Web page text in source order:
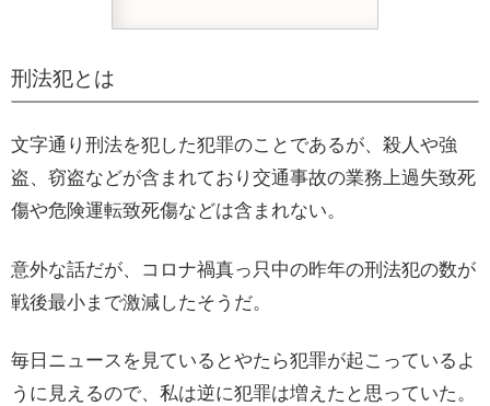
刑法犯とは
文字通り刑法を犯した犯罪のことであるが、殺人や強
盗、窃盗などが含まれており交通事故の業務上過失致死
傷や危険運転致死傷などは含まれない。
意外な話だが、コロナ禍真っ只中の昨年の刑法犯の数が
戦後最小まで激減したそうだ。
毎日ニュースを見ているとやたら犯罪が起こっているよ
うに見えるので、私は逆に犯罪は増えたと思っていた。